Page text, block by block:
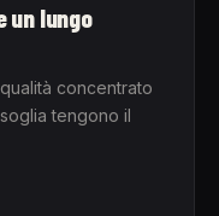
un lungo
concentrato
tengono il